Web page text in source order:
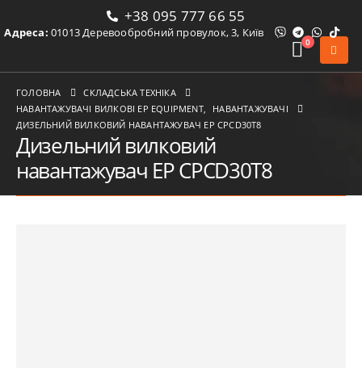
+38 095 777 66 55
Адреса: 01013 Деревообробний провулок, 3, Київ
0
ГОЛОВНА
СКЛАДСЬКА ТЕХНІКА
НАВАНТАЖУВАЧІ ВИЛКОВІ ЕР EQUIPMENT,
НАВАНТАЖУВАЧІ
ДИЗЕЛЬНИЙ ВИЛКОВИЙ НАВАНТАЖУВАЧ EP CPCD30T8
Дизельний вилковий
навантажувач EP CPCD30T8